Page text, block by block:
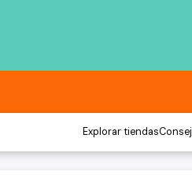
Explorar tiendas